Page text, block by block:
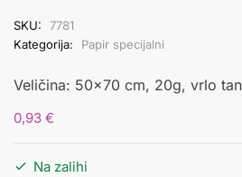
SKU:
7781
Kategorija:
Papir specijalni
Veličina: 50×70 cm, 20g, vrlo
0,93 €
Na zalihi